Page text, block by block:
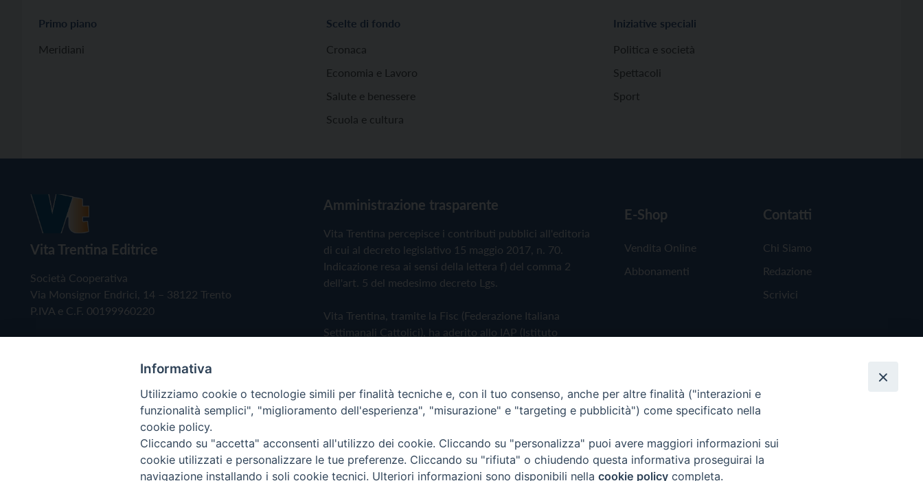
Primo piano
Meridiani
Scelte di fondo
Cronaca
Economia e Lavoro
Salute e benessere
Scuola e cultura
Iniziative speciali
Politica e società
Spettacoli
Sport
Vita Trentina Editrice
Società Cooperativa
Via Monsignor Endrici, 14 – 38122 Trento
P.IVA e C.F. 00199960220
Amministrazione trasparente
Vita Trentina percepisce i contributi pubblici all'editoria
di cui al decreto legislativo 15 maggio 2017, n. 70.
Indicazione resa ai sensi della lettera f) del comma 2
dell'art. 5 del medesimo decreto Lgs.
Vita Trentina, tramite la Fisc (Federazione Italiana
Settimanali Cattolici), ha aderito allo IAP (Istituto
Privacy Policy Cookie Policy
E-Shop
Vendita Online
Abbonamenti
Contatti
Chi Siamo
Redazione
Scrivici
Copyright © 2019 - Tutti i diritti riservati - Vita Trentina Editrice
Informativa
Utilizziamo cookie o tecnologie simili per finalità tecniche e, con il tuo consenso, anche per altre finalità ("interazioni e
funzionalità semplici", "miglioramento dell'esperienza", "misurazione" e "targeting e pubblicità") come specificato nella
cookie policy.
Cliccando su "accetta" acconsenti all'utilizzo dei cookie. Cliccando su "personalizza" puoi avere maggiori informazioni sui
cookie utilizzati e personalizzare le tue preferenze. Cliccando su "rifiuta" o chiudendo questa informativa proseguirai la
navigazione installando i soli cookie tecnici. Ulteriori informazioni sono disponibili nella cookie policy completa.